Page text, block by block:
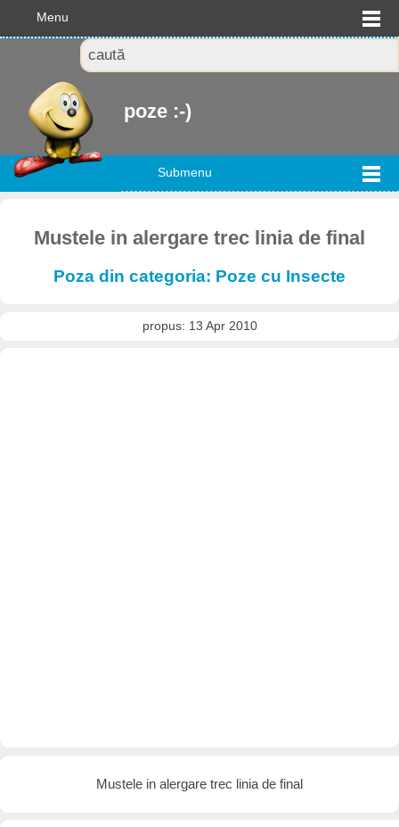
Menu
poze :-)
Submenu
Mustele in alergare trec linia de final
Poza din categoria: Poze cu Insecte
propus: 13 Apr 2010
Mustele in alergare trec linia de final